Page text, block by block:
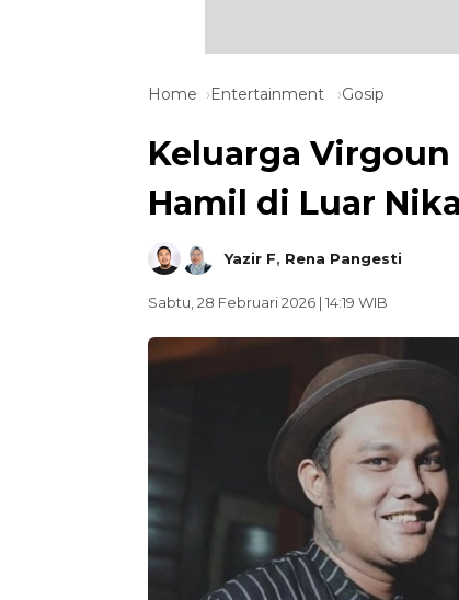
Home Entertainment Gosip
Keluarga
Hamil di Luar
Yazir F, Rena Pangesti
Sabtu, 28 Februari 2026 | 14:19 WIB